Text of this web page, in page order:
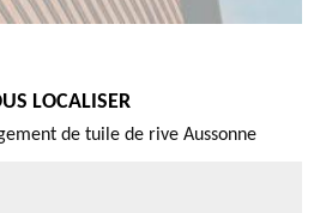
LOCALISER
de tuile de rive Aussonne